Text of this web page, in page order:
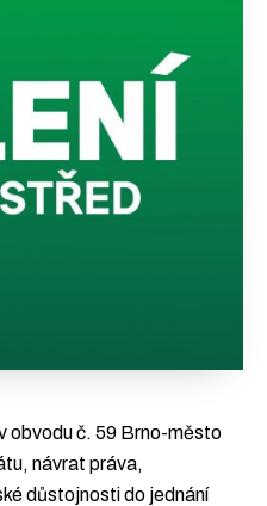
obvodu č. 59 Brno-město
návrat práva,
důstojnosti do jednání